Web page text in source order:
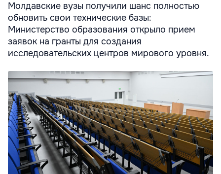
Молдавские вузы получили шанс полностью
обновить свои технические базы:
Министерство образования открыло прием
заявок на гранты для создания
исследовательских центров мирового уровня.